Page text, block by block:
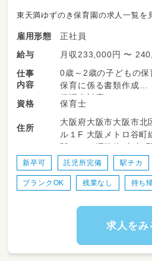
東天満ゆずのき保育園の求人一覧を
雇用形態
正社員
給与
月収233,000円 〜
仕事
内容
0歳～2歳の子どもの保
保育に係る書類作成
保護者対応
資格 保育士
住所
大阪府大阪市大阪市
ル１F 大阪メトロ谷町線 南森町駅 徒歩2分 大
阪メトロ堺筋線 南森町駅 徒歩2
阪天満宮駅 徒歩2分
新卒可 託児所完備 駅チカ
ブランクOK 残業なし 持ち
求人をみ